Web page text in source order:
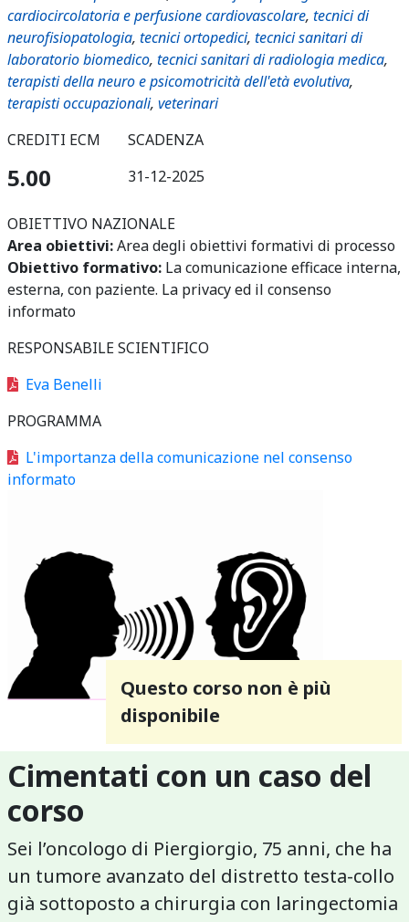
cardiocircolatoria e perfusione cardiovascolare, tecnici di
neurofisiopatologia, tecnici ortopedici, tecnici sanitari di
laboratorio biomedico, tecnici sanitari di radiologia medica,
terapisti della neuro e psicomotricità dell'età evolutiva,
terapisti occupazionali, veterinari
CREDITI ECM
5.00
SCADENZA
31-12-2025
OBIETTIVO NAZIONALE
Area obiettivi:Area degli obiettivi formativi di processo
Obiettivo formativo: La comunicazione efficace interna,
esterna, con paziente. La privacy ed il consenso
informato
RESPONSABILE SCIENTIFICO
Eva Benelli
PROGRAMMA
L'importanza della comunicazione nel consenso
informato
Questo corso non è più
disponibile
Cimentati con un caso del
corso
Sei l’oncologo di Piergiorgio, 75 anni, che ha
un tumore avanzato del distretto testa-collo
già sottoposto a chirurgia con laringectomia